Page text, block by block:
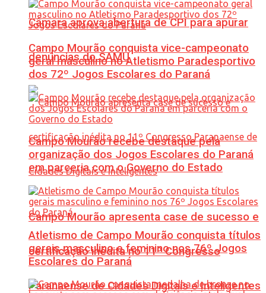
Câmara aprova abertura de CPI para apurar
denúncias do SAMU
Campo Mourão apresenta case de sucesso e
certificação inédita no 11º Congresso
Paranaense de Cidades Digitais e Inteligentes
Campo Mourão conquista vice-campeonato
geral masculino no Atletismo Paradesportivo
dos 72º Jogos Escolares do Paraná
Campo Mourão recebe destaque pela
organização dos Jogos Escolares do Paraná
em parceria com o Governo do Estado
Atletismo de Campo Mourão conquista títulos
gerais masculino e feminino nos 76º Jogos
Escolares do Paraná